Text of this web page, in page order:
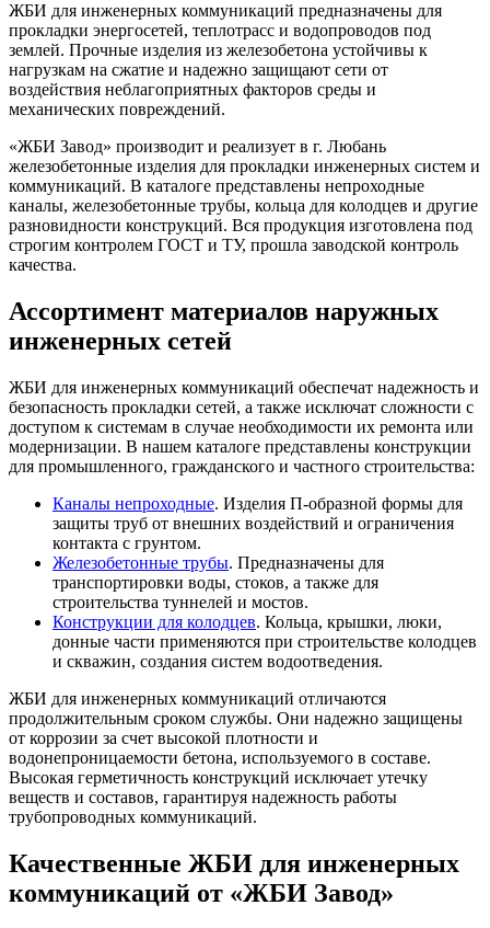
ЖБИ для инженерных коммуникаций предназначены для
прокладки энергосетей, теплотрасс и водопроводов под
землей. Прочные изделия из железобетона устойчивы к
нагрузкам на сжатие и надежно защищают сети от
воздействия неблагоприятных факторов среды и
механических повреждений.
«ЖБИ Завод» производит и реализует в г. Любань
железобетонные изделия для прокладки инженерных систем и
коммуникаций. В каталоге представлены непроходные
каналы, железобетонные трубы, кольца для колодцев и другие
разновидности конструкций. Вся продукция изготовлена под
строгим контролем ГОСТ и ТУ, прошла заводской контроль
качества.
Ассортимент материалов наружных
инженерных сетей
ЖБИ для инженерных коммуникаций обеспечат надежность и
безопасность прокладки сетей, а также исключат сложности с
доступом к системам в случае необходимости их ремонта или
модернизации. В нашем каталоге представлены конструкции
для промышленного, гражданского и частного строительства:
Каналы непроходные. Изделия П-образной формы для
защиты труб от внешних воздействий и ограничения
контакта с грунтом.
Железобетонные трубы. Предназначены для
транспортировки воды, стоков, а также для
строительства туннелей и мостов.
Конструкции для колодцев. Кольца, крышки, люки,
донные части применяются при строительстве колодцев
и скважин, создания систем водоотведения.
ЖБИ для инженерных коммуникаций отличаются
продолжительным сроком службы. Они надежно защищены
от коррозии за счет высокой плотности и
водонепроницаемости бетона, используемого в составе.
Высокая герметичность конструкций исключает утечку
веществ и составов, гарантируя надежность работы
трубопроводных коммуникаций.
Качественные ЖБИ для инженерных
коммуникаций от «ЖБИ Завод»